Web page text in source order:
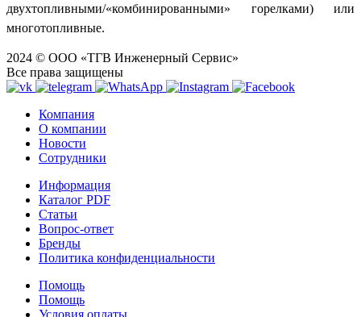
двухтопливными/«комбинированными» горелками) или
многотопливные.
2024 © ООО «ТГВ Инженерный Сервис»
Все права защищены
Компания
О компании
Новости
Сотрудники
Информация
Каталог PDF
Статьи
Вопрос-ответ
Бренды
Политика конфиденциальности
Помощь
Помощь
Условия оплаты